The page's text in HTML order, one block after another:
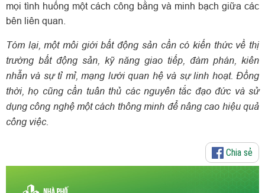
mọi tình huống một cách công bằng và minh bạch giữa các
bên liên quan.
Tóm lại, một môi giới bất động sản cần có kiến thức về thị
trường bất động sản, kỹ năng giao tiếp, đàm phán, kiên
nhẫn và sự tỉ mỉ, mạng lưới quan hệ và sự linh hoạt. Đồng
thời, họ cũng cần tuân thủ các nguyên tắc đạo đức và sử
dụng công nghệ một cách thông minh để nâng cao hiệu quả
công việc.
Chia sẻ